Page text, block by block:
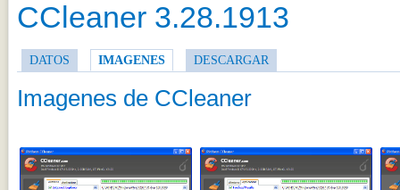
CCleaner 3.28.1913
DATOS IMAGENES DESCARGAR
Imagenes de CCleaner